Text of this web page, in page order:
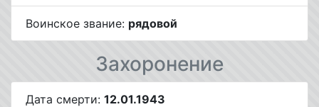
Воинское звание: рядовой
Захоронение
Дата смерти: 12.01.1943